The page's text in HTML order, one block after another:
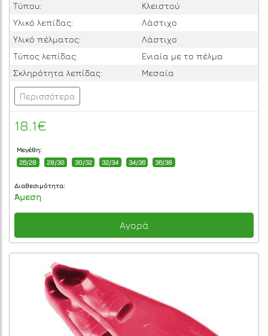
Τύπου:
Κλειστού
Υλικό λεπίδας:
Λάστιχο
Υλικό πέλματος:
Λάστιχο
Τύπος λεπίδας:
Ενιαία με το πέλμα
Σκληρότητα λεπίδας:
Μεσαία
Περισσότερα
18.1€
Μεγέθη:
26/28
28/30 30/32 32/34 34/36 36/38
Διαθεσιμότητα:
Άμεση
Αγορά